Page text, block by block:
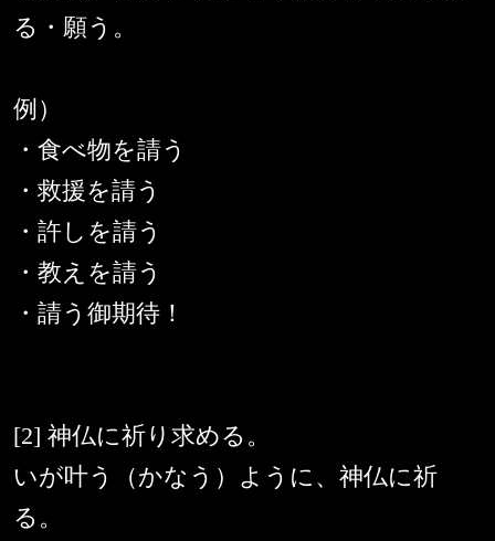
る・願う。
例）
・食べ物を請う
・救援を請う
・許しを請う
・教えを請う
・請う御期待！
[2] 神仏に祈り求める。
いが叶う（かなう）ように、神仏に祈
る。